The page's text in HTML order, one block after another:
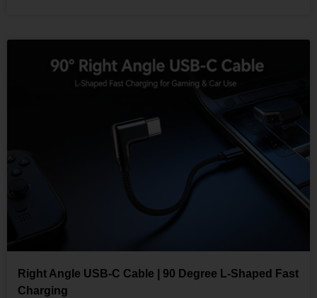
Right Angle USB-C Cable | 90 Degree L-Shaped Fast
Charging